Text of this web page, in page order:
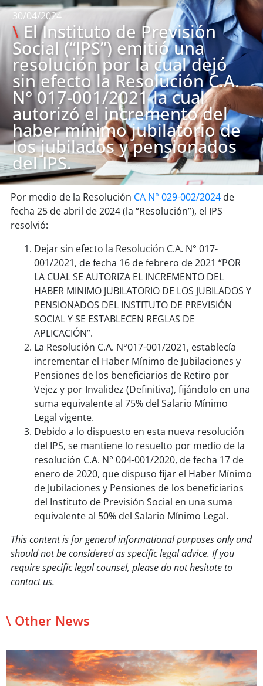
30/04/2024
\El Instituto de Previsión
Social (“IPS”) emitió una
resolución por la cual dejó
sin efecto la Resolución C.A.
N° 017-001/2021 la cual
autorizó el incremento del
haber mínimo jubilatorio de
los jubilados y pensionados
del IPS.
Por medio de la Resolución CA N° 029-002/2024de
fecha 25 de abril de 2024 (la “Resolución”), el IPS
resolvió:
Dejar sin efecto la Resolución C.A. N° 017-
001/2021, de fecha 16 de febrero de 2021 “POR
LA CUAL SE AUTORIZA EL INCREMENTO DEL
HABER MINIMO JUBILATORIO DE LOS JUBILADOS Y
PENSIONADOS DEL INSTITUTO DE PREVISIÓN
SOCIAL Y SE ESTABLECEN REGLAS DE
APLICACIÓN”.
La Resolución C.A. N°017-001/2021, establecía
incrementar el Haber Mínimo de Jubilaciones y
Pensiones de los beneficiarios de Retiro por
Vejez y por Invalidez (Definitiva), fijándolo en una
suma equivalente al 75% del Salario Mínimo
Legal vigente.
Debido a lo dispuesto en esta nueva resolución
del IPS, se mantiene lo resuelto por medio de la
resolución C.A. N° 004-001/2020, de fecha 17 de
enero de 2020, que dispuso fijar el Haber Mínimo
de Jubilaciones y Pensiones de los beneficiarios
del Instituto de Previsión Social en una suma
equivalente al 50% del Salario Mínimo Legal.
This content is for general informational purposes only and
should not be considered as specific legal advice. If you
require specific legal counsel, please do not hesitate to
contact us.
\ Other News